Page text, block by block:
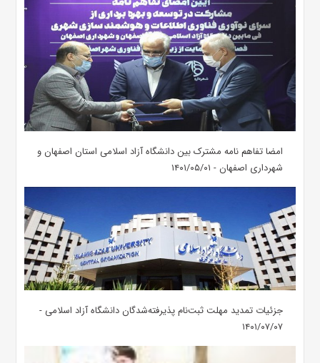
امضا تفاهم نامه مشترک بین دانشگاه آزاد اسلامی استان اصفهان و
شهرداری اصفهان - ۱۴۰۱/۰۵/۰۱
جزئیات تمدید مهلت ثبت‌نام پذیرفته‌شدگان دانشگاه آزاد اسلامی -
۱۴۰۱/۰۷/۰۷